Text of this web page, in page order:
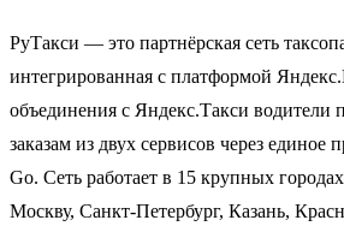
РуТакси — это партнёрская сеть
интегрированная с платформой
объединения с Яндекс.Такси водители
заказам из двух сервисов через единое
Go. Сеть работает в 15 крупных
Москву, Санкт-Петербург, Казань,